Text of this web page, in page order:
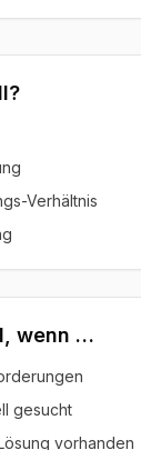
Verhältnis
wenn …
gesucht
vorhanden